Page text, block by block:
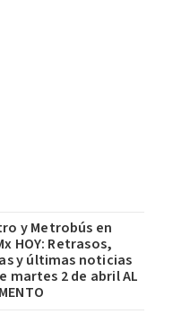
y Metrobús en
HOY: Retrasos,
y últimas noticias
martes 2 de abril AL